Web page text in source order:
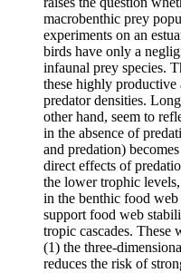
macrobenthic prey
experiments on an
birds have only a
infaunal prey species.
these highly productive
predator densities.
other hand, seem to
in the absence of
and predation)
direct effects of
the lower trophic
in the benthic food
support food web
tropic cascades. These
(1) the three-
reduces the risk of